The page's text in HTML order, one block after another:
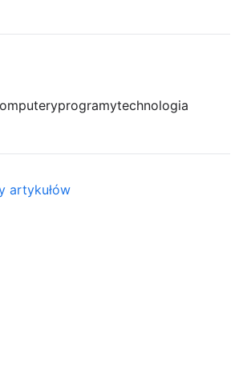
programytechnologia
artykułów